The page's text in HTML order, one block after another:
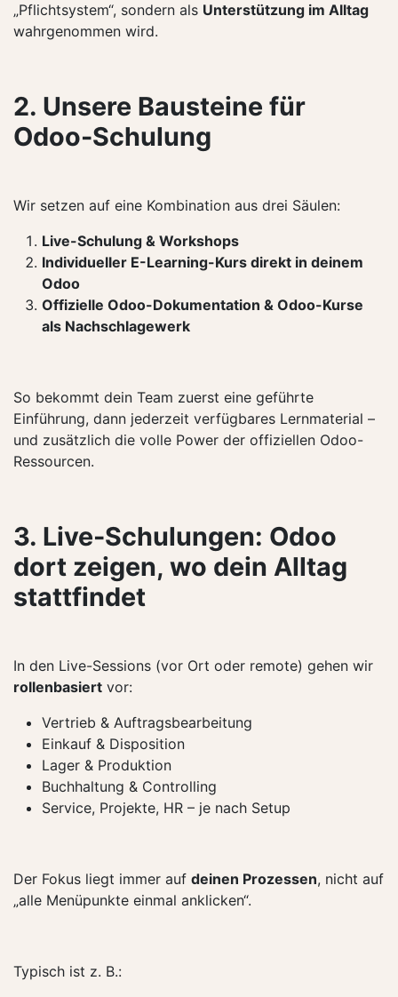
„Pflichtsystem“, sondern als Unterstützung im Alltag
wahrgenommen wird.
2. Unsere Bausteine für
Odoo-Schulung
Wir setzen auf eine Kombination aus drei Säulen:
Live-Schulung & Workshops
Individueller E-Learning-Kurs direkt in deinem
Odoo
Offizielle Odoo-Dokumentation & Odoo-Kurse
als Nachschlagewerk
So bekommt dein Team zuerst eine geführte
Einführung, dann jederzeit verfügbares Lernmaterial –
und zusätzlich die volle Power der offiziellen Odoo-
Ressourcen.
3. Live-Schulungen: Odoo
dort zeigen, wo dein Alltag
stattfindet
In den Live-Sessions (vor Ort oder remote) gehen wir
rollenbasiert vor:
Vertrieb & Auftragsbearbeitung
Einkauf & Disposition
Lager & Produktion
Buchhaltung & Controlling
Service, Projekte, HR – je nach Setup
Der Fokus liegt immer auf deinen Prozessen, nicht auf
„alle Menüpunkte einmal anklicken“.
Typisch ist z. B.: